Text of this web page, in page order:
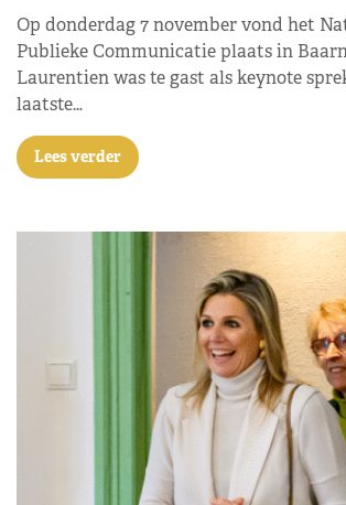
Op donderdag 7 november vond het
Publieke Communicatie plaats in
Laurentien was te gast als keynote
laatste…
Lees verder